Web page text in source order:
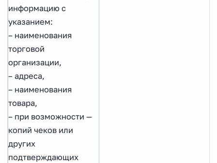
информацию с
указанием:
– наименования
торговой
организации,
– адреса,
– наименования
товара,
– при возможности —
копий чеков или
других
подтверждающих